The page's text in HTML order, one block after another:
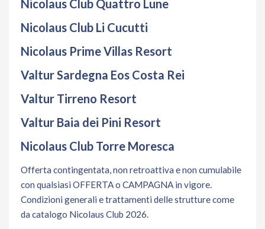
Nicolaus Club Quattro Lune
Nicolaus Club Li Cucutti
Nicolaus Prime Villas Resort
Valtur Sardegna Eos Costa Rei
Valtur Tirreno Resort
Valtur Baia dei Pini Resort
Nicolaus Club Torre Moresca
Offerta contingentata, non retroattiva e non cumulabile
con qualsiasi OFFERTA o CAMPAGNA in vigore.
Condizioni generali e trattamenti delle strutture come
da catalogo Nicolaus Club 2026.